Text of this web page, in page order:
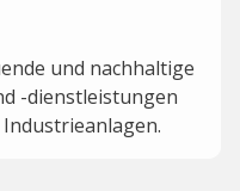
und nachhaltige
-dienstleistungen